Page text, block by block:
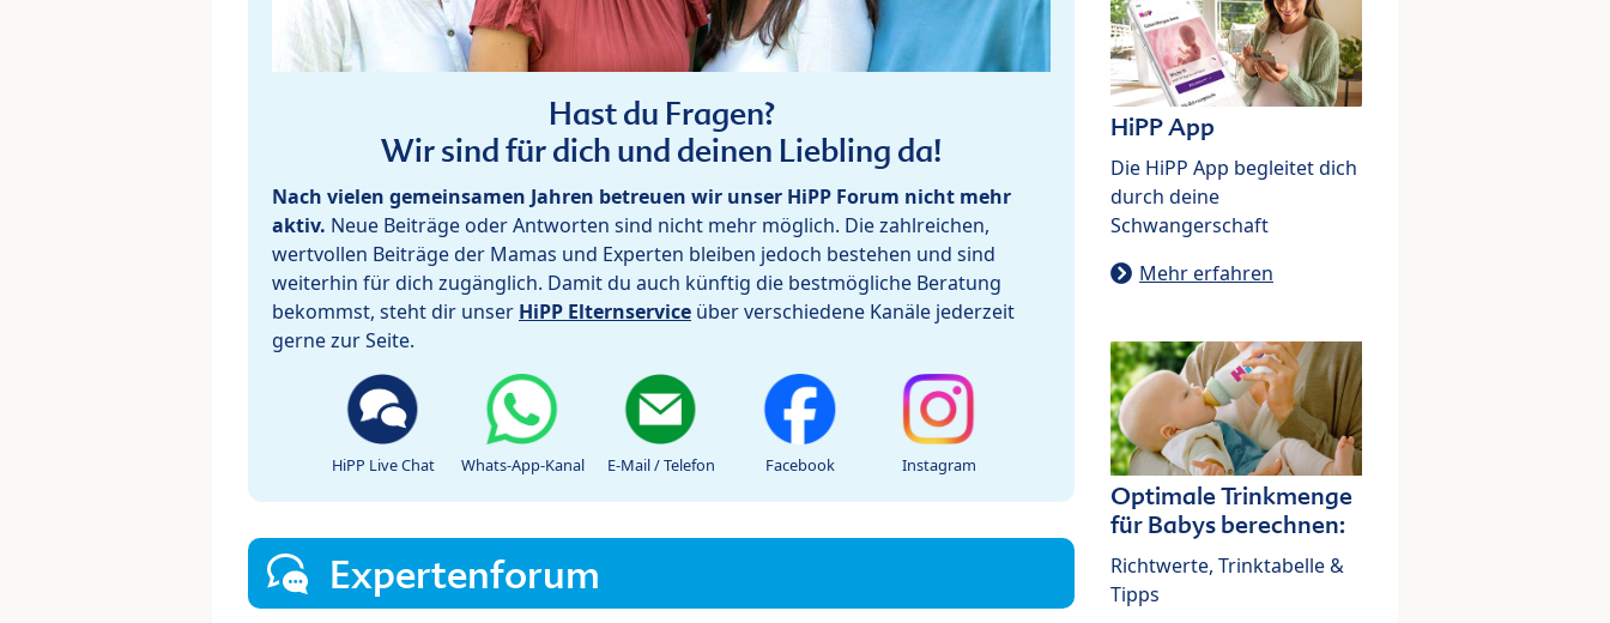
Hast du Fragen?
Wir sind für dich und deinen Liebling da!
Nach vielen gemeinsamen Jahren betreuen wir unser HiPP Forum nicht mehr
aktiv. Neue Beiträge oder Antworten sind nicht mehr möglich. Die zahlreichen,
wertvollen Beiträge der Mamas und Experten bleiben jedoch bestehen und sind
weiterhin für dich zugänglich. Damit du auch künftig die bestmögliche Beratung
bekommst, steht dir unser HiPP Elternservice über verschiedene Kanäle jederzeit
gerne zur Seite.
HiPP Live Chat Whats-App-Kanal E-Mail / Telefon Facebook Instagram
Expertenforum
HiPP App
Die HiPP App begleitet dich
durch deine
Schwangerschaft
Mehr erfahren
Optimale Trinkmenge
für Babys berechnen:
Richtwerte, Trinktabelle &
Tipps